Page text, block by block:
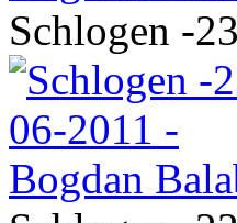
Schlogen -